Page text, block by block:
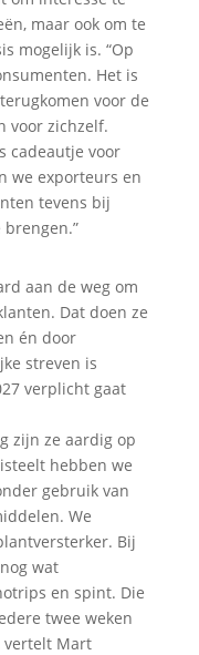
maar ook om te
mogelijk is. “Op
Het is
voor de
voor zichzelf.
cadeautje voor
we exporteurs en
tevens bij
aan de weg om
Dat doen ze
én door
streven is
verplicht gaat
zijn ze aardig op
hebben we
gebruik van
We
Bij
wat
en spint. Die
twee weken
vertelt Mart